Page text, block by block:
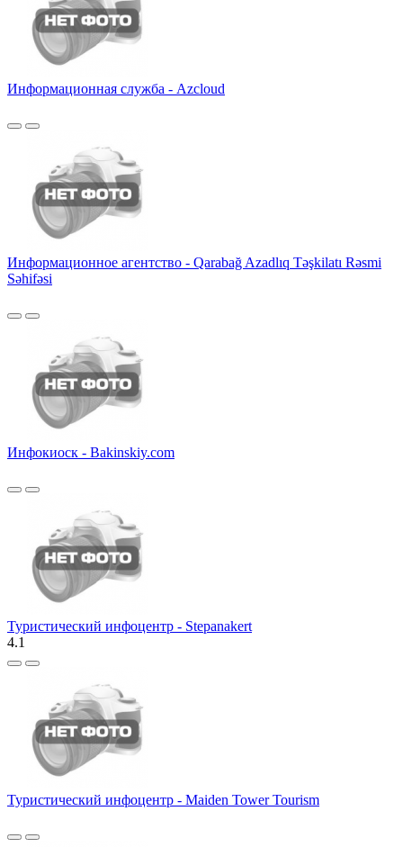
Информационная служба - Azcloud
Информационное агентство - Qarabağ Azadlıq Təşkilatı Rəsmi
Səhifəsi
Инфокиоск - Bakinskiy.com
Туристический инфоцентр - Stepanakert
4.1
Туристический инфоцентр - Maiden Tower Tourism